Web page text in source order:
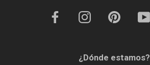
Ideal para:
para acompañarte muchos años.
¿Dónde estamos?